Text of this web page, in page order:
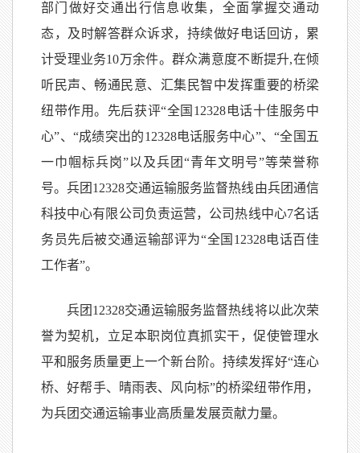
部门做好交通出行信息收集，全面掌握交通动
态，及时解答群众诉求，持续做好电话回访，累
计受理业务10万余件。群众满意度不断提升,在倾
听民声、畅通民意、汇集民智中发挥重要的桥梁
纽带作用。先后获评“全国12328电话十佳服务中
心”、“成绩突出的12328电话服务中心”、“全国五
一巾帼标兵岗”以及兵团“青年文明号”等荣誉称
号。兵团12328交通运输服务监督热线由兵团通信
科技中心有限公司负责运营，公司热线中心7名话
务员先后被交通运输部评为“全国12328电话百佳
工作者”。
兵团12328交通运输服务监督热线将以此次荣
誉为契机，立足本职岗位真抓实干，促使管理水
平和服务质量更上一个新台阶。持续发挥好“连心
桥、好帮手、晴雨表、风向标”的桥梁纽带作用，
为兵团交通运输事业高质量发展贡献力量。